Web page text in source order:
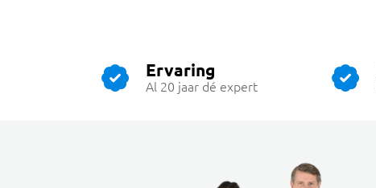
Ervaring
Al 20 jaar dé expert